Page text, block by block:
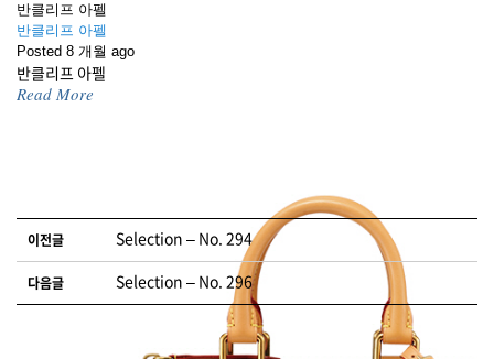
반클리프 아펠
반클리프 아펠
Posted 8 개월 ago
반클리프 아펠
Read More
글 네비게이션
이전글 Selection – No. 294
다음글 Selection – No. 296